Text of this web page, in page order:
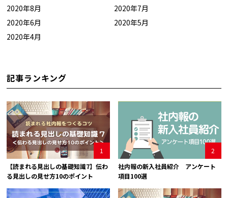
2020年8月
2020年7月
2020年6月
2020年5月
2020年4月
記事ランキング
1
【読まれる見出しの基礎知識7】伝わ
る見出しの見せ方10のポイント
2
社内報の新入社員紹介 アンケート
項目100選